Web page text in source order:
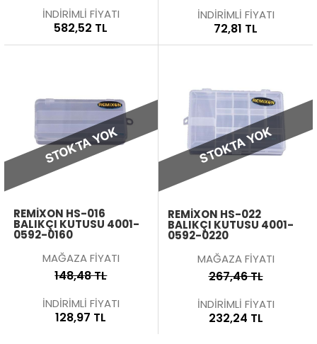
İNDİRİMLİ FİYATI
582,52 TL
İNDİRİMLİ FİYATI
72,81 TL
STOKTA YOK
REMIXON HS-016
BALIKÇI KUTUSU 4001-
0592-0160
MAĞAZA FİYATI
148,48 TL
İNDİRİMLİ FİYATI
128,97 TL
STOKTA YOK
REMIXON HS-022
BALIKÇI KUTUSU 4001-
0592-0220
MAĞAZA FİYATI
267,46 TL
İNDİRİMLİ FİYATI
232,24 TL